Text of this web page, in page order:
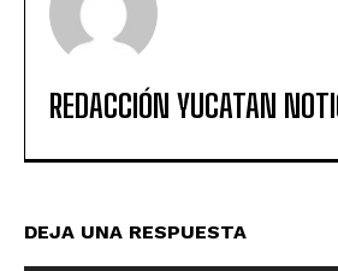
REDACCIÓN YUCATAN
DEJA UNA RESPUESTA